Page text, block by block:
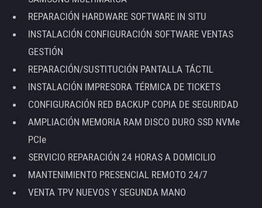
REPARACIÓN HARDWARE SOFTWARE IN SITU
INSTALACIÓN CONFIGURACIÓN SOFTWARE VENTAS
GESTIÓN
REPARACIÓN/SUSTITUCIÓN PANTALLA TÁCTIL
INSTALACIÓN IMPRESORA TÉRMICA DE TICKETS
CONFIGURACIÓN RED BACKUP COPIA DE SEGURIDAD
AMPLIACIÓN MEMORIA RAM DISCO DURO SSD NVMe
PCIe
SERVICIO REPARACIÓN 24 HORAS A DOMICILIO
MANTENIMIENTO PRESENCIAL REMOTO 24/7
VENTA TPV NUEVOS Y SEGUNDA MANO